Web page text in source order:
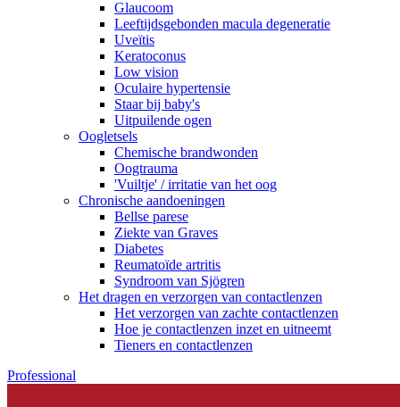
Glaucoom
Leeftijdsgebonden macula degeneratie
Uveïtis
Keratoconus
Low vision
Oculaire hypertensie
Staar bij baby's
Uitpuilende ogen
Oogletsels
Chemische brandwonden
Oogtrauma
'Vuiltje' / irritatie van het oog
Chronische aandoeningen
Bellse parese
Ziekte van Graves
Diabetes
Reumatoïde artritis
Syndroom van Sjögren
Het dragen en verzorgen van contactlenzen
Het verzorgen van zachte contactlenzen
Hoe je contactlenzen inzet en uitneemt
Tieners en contactlenzen
Professional